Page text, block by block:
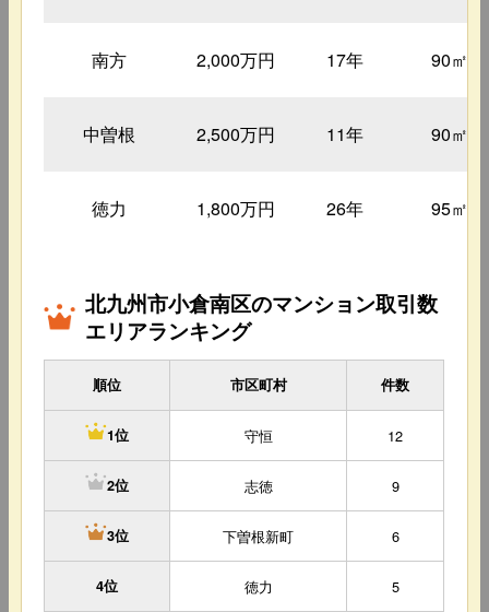
南方 2,000万円 17年 90㎡
中曽根 2,500万円 11年 90㎡
徳力 1,800万円 26年 95㎡
北九州市小倉南区のマンション取引数
エリアランキング
順位 市区町村 件数
1位 守恒 12
2位 志徳 9
3位 下曽根新町 6
4位 徳力 5